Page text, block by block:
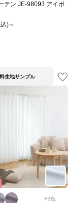
テン JE-98093 アイボ
)～
生地サンプル
+2色